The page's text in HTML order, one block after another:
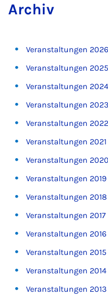
Ar­chiv
Veranstaltungen 2026
Veranstaltungen 2025
Veranstaltungen 2024
Veranstaltungen 2023
Veranstaltungen 2022
Veranstaltungen 2021
Veranstaltungen 2020
Veranstaltungen 2019
Veranstaltungen 2018
Veranstaltungen 2017
Veranstaltungen 2016
Veranstaltungen 2015
Veranstaltungen 2014
Veranstaltungen 2013